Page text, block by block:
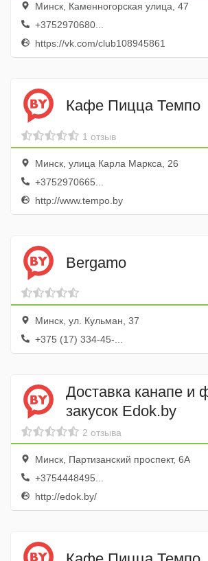
Минск, Каменногорская улица, 47
+3752970680...
https://vk.com/club108945861
Кафе Пицца Темпо
1 отзыв
Минск, улица Карла Маркса, 26
+3752970665...
http://www.tempo.by
Bergamo
Минск, ул. Кульман, 37
+375 (17) 334-45-...
Доставка канапе и
закусок Edok.by
2 отзыва
Минск, Партизанский проспект, 6А
+3754448495...
http://edok.by/